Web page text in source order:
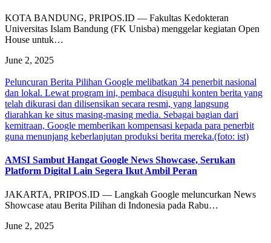
KOTA BANDUNG, PRIPOS.ID — Fakultas Kedokteran
Universitas Islam Bandung (FK Unisba) menggelar kegiatan Open
House untuk…
June 2, 2025
Peluncuran Berita Pilihan Google melibatkan 34 penerbit nasional
dan lokal. Lewat program ini, pembaca disuguhi konten berita yang
telah dikurasi dan dilisensikan secara resmi, yang langsung
diarahkan ke situs masing-masing media. Sebagai bagian dari
kemitraan, Google memberikan kompensasi kepada para penerbit
guna menunjang keberlanjutan produksi berita mereka.(foto: ist)
AMSI Sambut Hangat Google News Showcase, Serukan
Platform Digital Lain Segera Ikut Ambil Peran
JAKARTA, PRIPOS.ID — Langkah Google meluncurkan News
Showcase atau Berita Pilihan di Indonesia pada Rabu…
June 2, 2025